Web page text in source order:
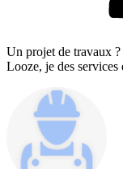
Un projet de travaux ?
Looze, je des services